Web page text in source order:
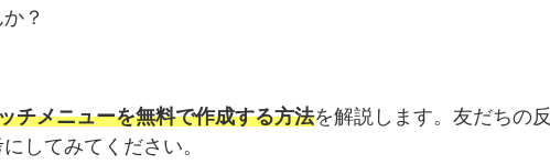
？
チメニューを無料で作成する方法を解説します。友だちの反
してみてください。